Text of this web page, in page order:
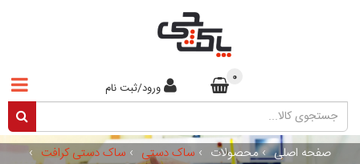
ورود/ثبت نام
0
صفحه اصلی › محصولات › ساک دستی › ساک دستی کرافت ›